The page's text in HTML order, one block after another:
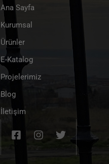
Ana Sayfa
Kurumsal
Ürünler
E-Katalog
Projelerimiz
Blog
İletişim